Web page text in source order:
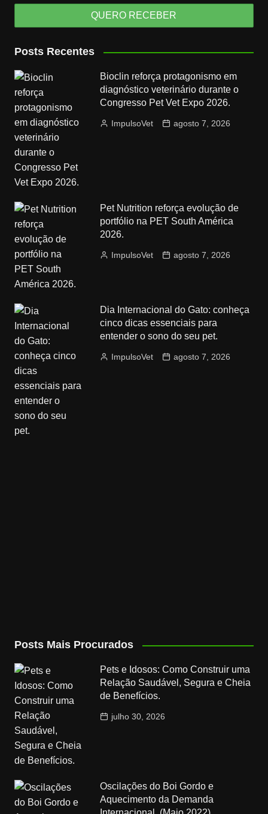
Posts Recentes
Bioclin reforça protagonismo em
diagnóstico veterinário durante o
Congresso Pet Vet Expo 2026.
ImpulsoVet agosto 7, 2026
Pet Nutrition reforça evolução de
portfólio na PET South América
2026.
ImpulsoVet agosto 7, 2026
Dia Internacional do Gato: conheça
cinco dicas essenciais para
entender o sono do seu pet.
ImpulsoVet agosto 7, 2026
Posts Mais Procurados
Pets e Idosos: Como Construir uma
Relação Saudável, Segura e Cheia
de Benefícios.
julho 30, 2026
Oscilações do Boi Gordo e
Aquecimento da Demanda